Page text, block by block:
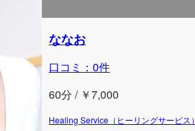
ななお
口コミ：0件
60分 / ￥7,000
Healing Service（ヒーリングサービス）